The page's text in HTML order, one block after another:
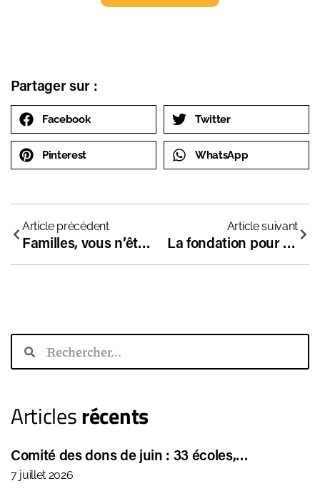
Partager sur :
Facebook Twitter
Pinterest WhatsApp
Article précédent
Familles, vous n’êtes pas seules : l’école est (vraiment) à vos côtés
Article suivant
La fondation pour l’école accorde des aides financières à 36 écoles libres !
Articlesrécents
Comité des dons de juin : 33 écoles,…
7 juillet 2026